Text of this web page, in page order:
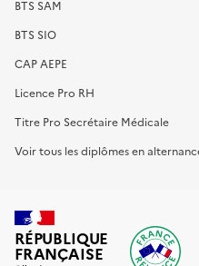
BTS SAM
BTS SIO
CAP AEPE
Licence Pro RH
Titre Pro Secrétaire Médicale
Voir tous les diplômes en
RÉPUBLIQUE
FRANÇAISE